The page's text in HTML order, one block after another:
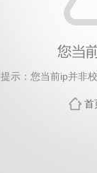
提示：您当前ip并非
首